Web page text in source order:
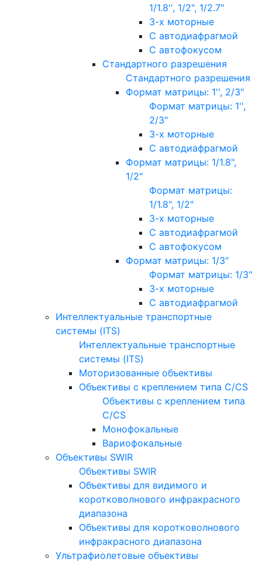
1/1.8'', 1/2", 1/2.7"
3-х моторные
С автодиафрагмой
С автофокусом
Стандартного разрешения
Стандартного разрешения
Формат матрицы: 1'', 2/3"
Формат матрицы: 1'',
2/3"
3-х моторные
С автодиафрагмой
Формат матрицы: 1/1.8",
1/2"
Формат матрицы:
1/1.8", 1/2"
3-х моторные
С автодиафрагмой
С автофокусом
Формат матрицы: 1/3"
Формат матрицы: 1/3"
3-х моторные
С автодиафрагмой
Интеллектуальные транспортные
системы (ITS)
Интеллектуальные транспортные
системы (ITS)
Моторизованные объективы
Объективы с креплением типа C/CS
Объективы с креплением типа
C/CS
Монофокальные
Вариофокальные
Объективы SWIR
Объективы SWIR
Объективы для видимого и
коротковолнового инфракрасного
диапазона
Объективы для коротковолнового
инфракрасного диапазона
Ультрафиолетовые объективы